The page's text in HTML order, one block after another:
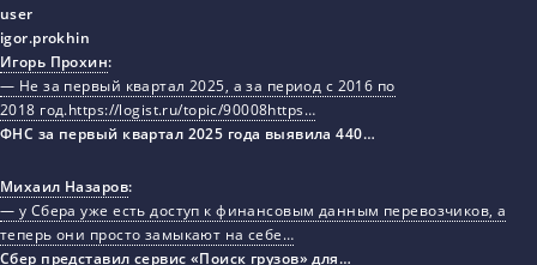
Игорь Прохин:
— Не за первый квартал 2025, а за период с 2016 по
2018 год.https://logist.ru/topic/90008https…
ФНС за первый квартал 2025 года выявила 440…
Михаил Назаров:
— у Сбера уже есть доступ к финансовым данным перевозчиков, а
теперь они просто замыкают на себе…
Сбер представил сервис «Поиск грузов» для…